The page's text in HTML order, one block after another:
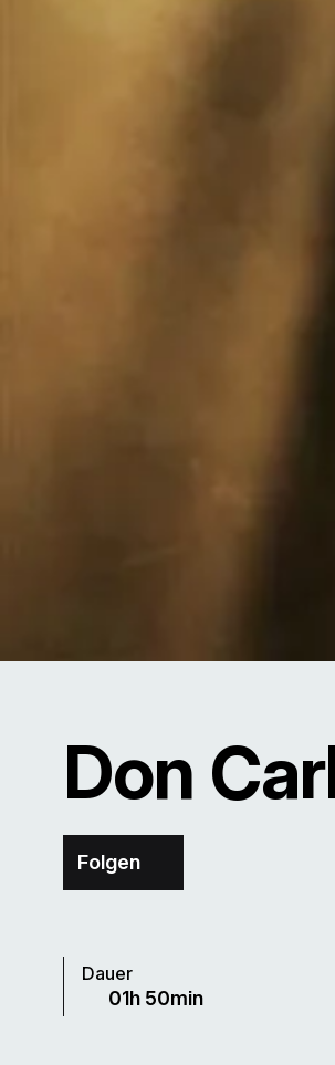
Don
Folgen
Dauer
01h 50min